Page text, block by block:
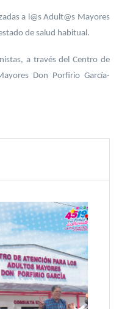
a l@s Adult@s Mayores
de salud habitual.
a través del Centro de
Don Porfirio García-